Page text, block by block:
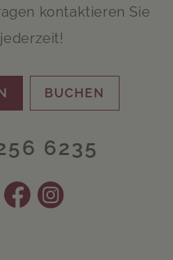
kontaktieren Sie
BUCHEN
6235